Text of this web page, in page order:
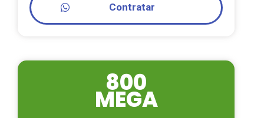
Contratar
800
MEGA